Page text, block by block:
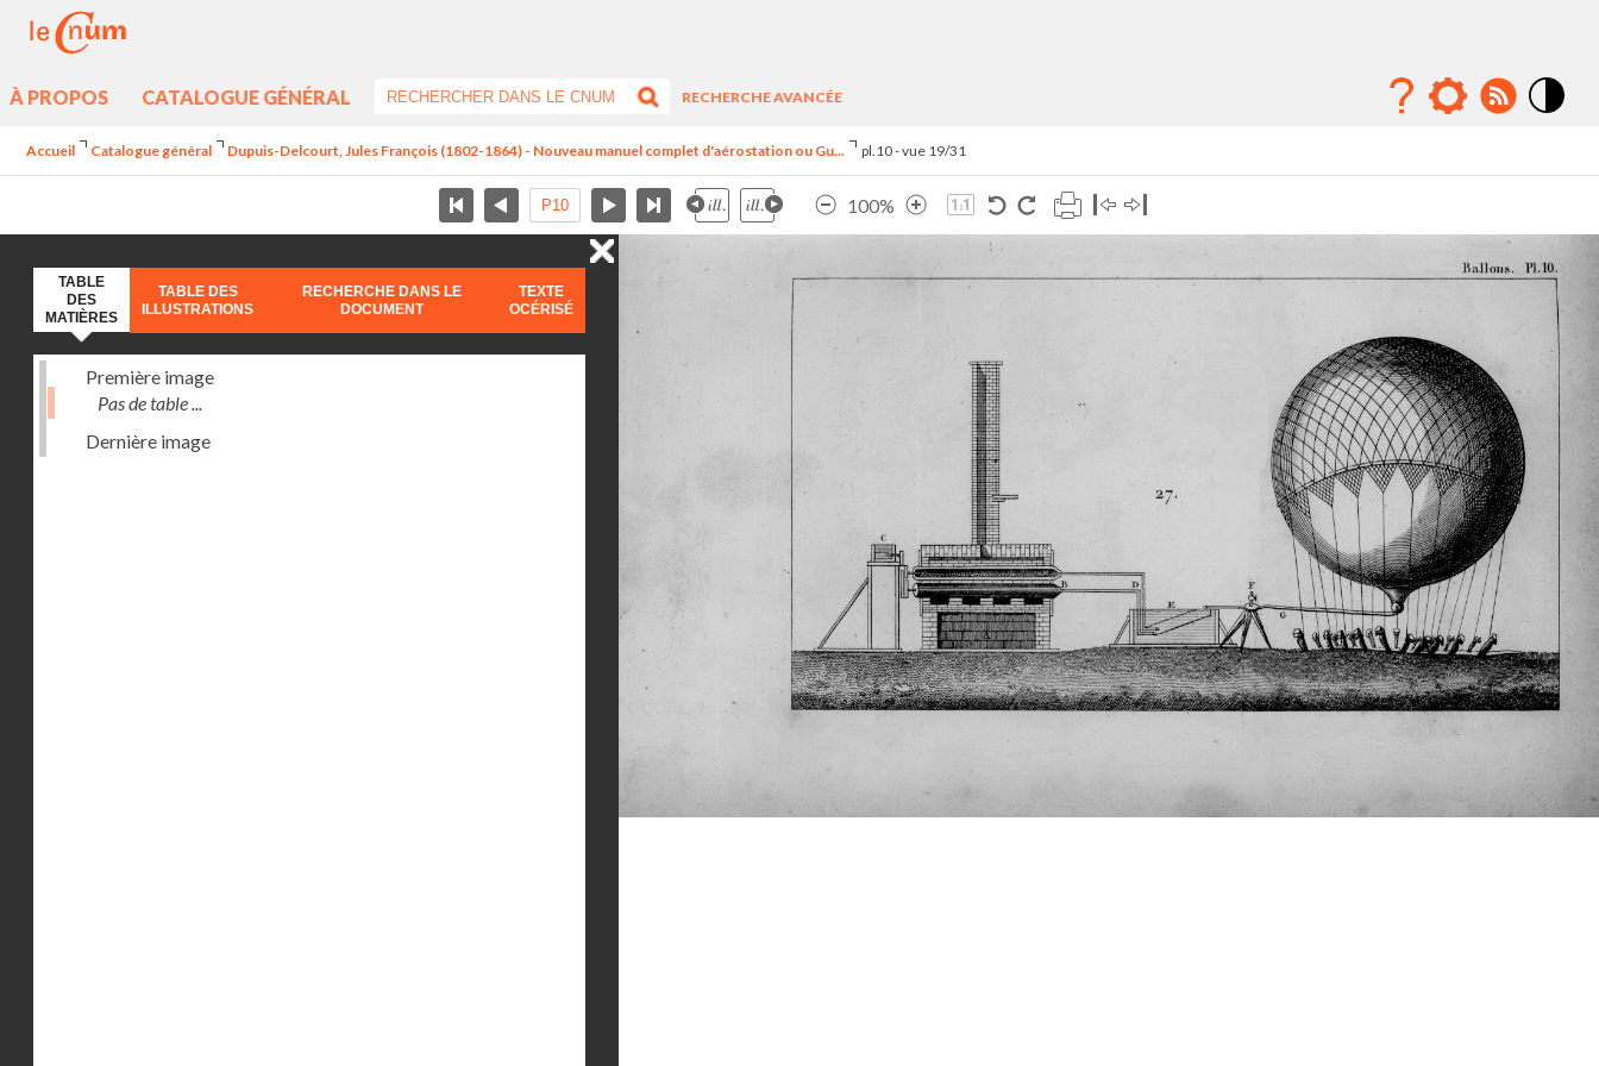
À PROPOS CATALOGUE GÉNÉRAL
RECHERCHE AVANCÉE
Accueil Catalogue général Dupuis-Delcourt, Jules François (1802-1864) - Nouveau manuel complet d'aérostation ou Gu... pl.10 - vue 19/31
100%
TABLE
DES
MATIÈRES
TABLE DES
ILLUSTRATIONS
RECHERCHE DANS LE
DOCUMENT
TEXTE
OCÉRISÉ
Première image
Pas de table ...
Dernière image